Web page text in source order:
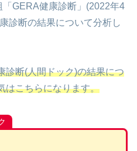
GERA健康診断」(2022年4
診断の結果について分析し
診断(人間ドック)の結果につ
はこちらになります。